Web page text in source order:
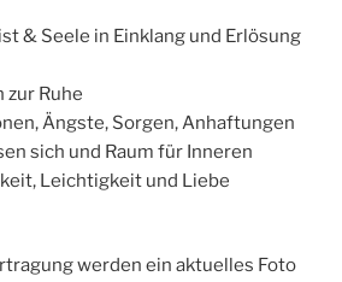
& Seele in Einklang und Erlösung
zur Ruhe
Ängste, Sorgen, Anhaftungen
sich und Raum für Inneren
Leichtigkeit und Liebe
werden ein aktuelles Foto